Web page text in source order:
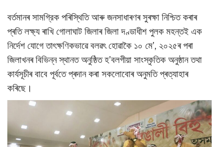
বর্তমানৰ সামগ্রিক পৰিস্থিতি আৰু জনসাধাৰণৰ সুৰক্ষা নিশ্চিত কৰাৰ
প্ৰতি লক্ষ্য ৰাখি গোলাঘাট জিলাৰ জিলা দণ্ডাধীশ পুলক মহন্তই এক
নিৰ্দেশ যোগে তাৎক্ষণিকভাৱে বলৱৎ হোৱাকৈ ১০ মে’, ২০২৫ৰ পৰা
জিলাখনৰ বিভিন্ন স্থানত অনুষ্ঠিত হ’বলগীয়া সাংস্কৃতিক অনুষ্ঠান তথা
কাৰ্যসূচীৰ বাবে পূৰ্বতে প্ৰদান কৰা সকলোবোৰ অনুমতি প্ৰত্যাহাৰ
কৰিছে।